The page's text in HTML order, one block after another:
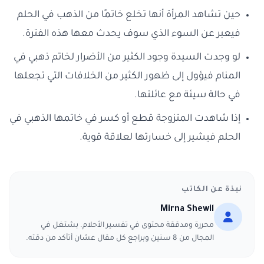
حين تشاهد المرأة أنها تخلع خاتمًا من الذهب في الحلم
فيعبر عن السوء الذي سوف يحدث معها هذه الفترة.
لو وجدت السيدة وجود الكثير من الأضرار لخاتم ذهبي في
المنام فيؤول إلى ظهور الكثير من الخلافات التي تجعلها
في حالة سيئة مع عائلتها.
إذا شاهدت المتزوجة قطع أو كسر في خاتمها الذهبي في
الحلم فيشير إلى خسارتها لعلاقة قوية.
نبذة عن الكاتب
Mirna Shewil
محررة ومدققة محتوى في تفسير الأحلام. بشتغل في
المجال من 8 سنين وبراجع كل مقال عشان أتأكد من دقته.